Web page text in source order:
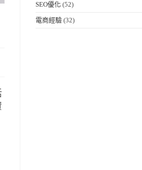
SEO優化 (52)
電商經驗 (32)